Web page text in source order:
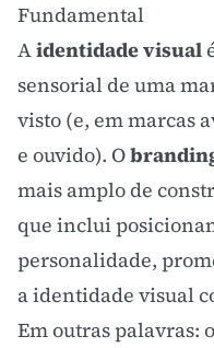
Fundamental
Aidentidade visual
sensorial de uma
visto (e, em marcas
e ouvido). O
mais amplo de
que inclui
personalidade,
a identidade visual
Em outras palavras: o